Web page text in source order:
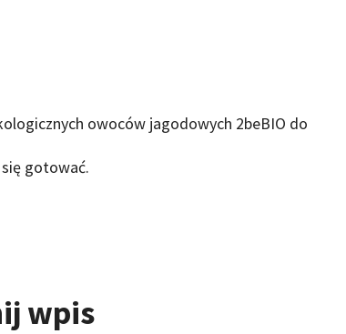
owoców jagodowych 2beBIO do
gotować.
wpis